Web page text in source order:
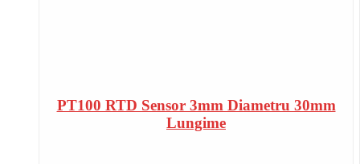
PT100 RTD Sensor 3mm Diametru 30mm
Lungime